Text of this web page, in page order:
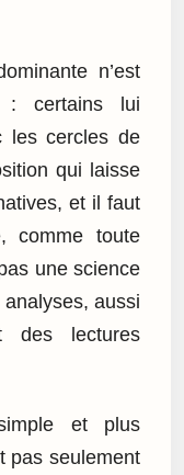
n’est
: certains lui
les cercles de
qui laisse
et il faut
comme toute
une science
aussi
des lectures
et plus
pas seulement